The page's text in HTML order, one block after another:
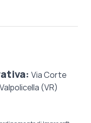
Via Corte
(VR)